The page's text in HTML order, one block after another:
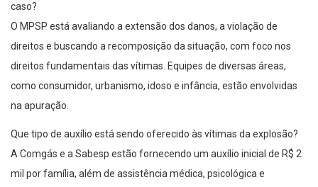
caso?
O MPSP está avaliando a extensão dos danos, a violação de
direitos e buscando a recomposição da situação, com foco nos
direitos fundamentais das vítimas. Equipes de diversas áreas,
como consumidor, urbanismo, idoso e infância, estão envolvidas
na apuração.
Que tipo de auxílio está sendo oferecido às vítimas da explosão?
A Comgás e a Sabesp estão fornecendo um auxílio inicial de R$ 2
mil por família, além de assistência médica, psicológica e